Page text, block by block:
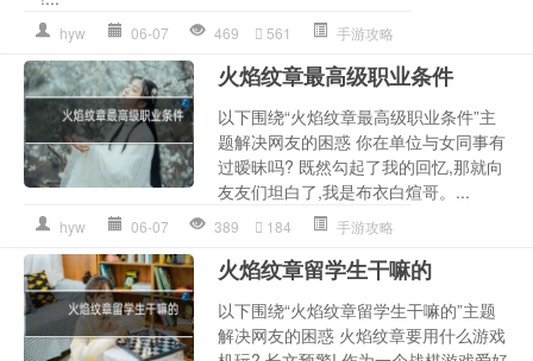
hyw 06-07 469 561 手游攻略
火焰纹章最高级职业条件
以下围绕“火焰纹章最高级职业条件”主
题解决网友的困惑 你在单位与女同事有
过暧昧吗? 既然勾起了我的回忆,那就向
友友们坦白了,我是布衣白煊哥。...
hyw 06-07 389 184 手游攻略
火焰纹章留学生干嘛的
以下围绕“火焰纹章留学生干嘛的”主题
解决网友的困惑 火焰纹章要用什么游戏